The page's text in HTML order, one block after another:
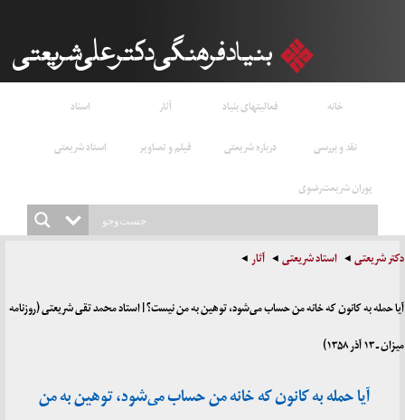
خانه فعالیتهای بنیاد آثار
اسناد
نقد و بررسی
درباره شریعتی فیلم و تصاویر
استاد شریعتی
پوران شریعت‌رضوی
دکتر شریعتی استاد شریعتی آثار
آیا حمله به کانون که خانه من حساب می‌شود، توهین به من نیست؟ | استاد محمد تقی شریعتی (روزنامه
میزان ـ ۱۳ آذر ۱۳۵۸)
آیا حمله به کانون که خانه من حساب می‌شود، توهین به من